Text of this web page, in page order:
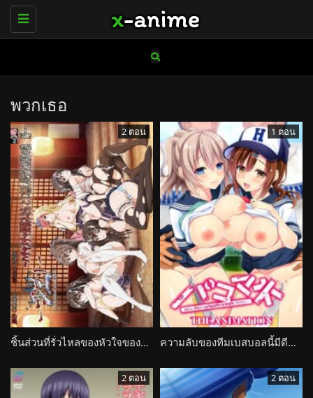
Toggle
navigation
พวกเธอ
2 ตอน
ชิ้นส่วนที่รั่วไหลของหัวใจของพวกเธอทั้ง 5 Kotowari: Kimi no Kokoro no Koboreta Kakera
1 ตอน
ความลับของทีมเบสบอลนี้มีดีที่พวกเธอ Pakomane: Watashi, Kyou kara Meimon Yakyuubu no Seishorigakari ni Narimasu… The Animation
2 ตอน 2 ตอน